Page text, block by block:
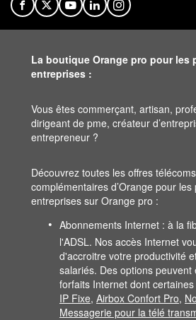
La boutique Orange pro pour les
entreprises :
Vous êtes commerçant, artisan,
dirigeant de pme, créateur
entrepreneur ?
Découvrez toutes les offres
complémentaires d’Orange pour
entreprises sur Orange pro :
Abonnements Internet : à la
l'ADSL. Nos accès Internet
d'accroitre votre productivité
salariés. Des options
forfaits Internet dont
IP Fixe, Airbox Confort Pro,
Messagerie pour la télé